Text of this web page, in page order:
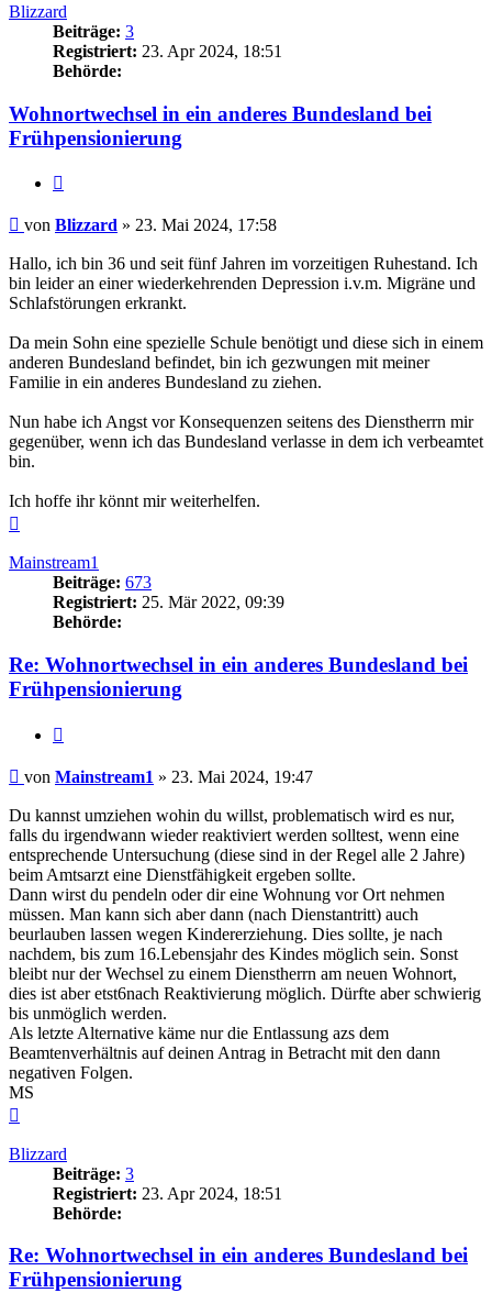
Blizzard
Beiträge: 3
Registriert: 23. Apr 2024, 18:51
Behörde:
Wohnortwechsel in ein anderes Bundesland bei
Frühpensionierung
Beitrag
von Blizzard » 23. Mai 2024, 17:58
Hallo, ich bin 36 und seit fünf Jahren im vorzeitigen Ruhestand. Ich
bin leider an einer wiederkehrenden Depression i.v.m. Migräne und
Schlafstörungen erkrankt.
Da mein Sohn eine spezielle Schule benötigt und diese sich in einem
anderen Bundesland befindet, bin ich gezwungen mit meiner
Familie in ein anderes Bundesland zu ziehen.
Nun habe ich Angst vor Konsequenzen seitens des Dienstherrn mir
gegenüber, wenn ich das Bundesland verlasse in dem ich verbeamtet
bin.
Ich hoffe ihr könnt mir weiterhelfen.
Mainstream1
Beiträge: 673
Registriert: 25. Mär 2022, 09:39
Behörde:
Re: Wohnortwechsel in ein anderes Bundesland bei
Frühpensionierung
Beitrag
von Mainstream1 » 23. Mai 2024, 19:47
Du kannst umziehen wohin du willst, problematisch wird es nur,
falls du irgendwann wieder reaktiviert werden solltest, wenn eine
entsprechende Untersuchung (diese sind in der Regel alle 2 Jahre)
beim Amtsarzt eine Dienstfähigkeit ergeben sollte.
Dann wirst du pendeln oder dir eine Wohnung vor Ort nehmen
müssen. Man kann sich aber dann (nach Dienstantritt) auch
beurlauben lassen wegen Kindererziehung. Dies sollte, je nach
nachdem, bis zum 16.Lebensjahr des Kindes möglich sein. Sonst
bleibt nur der Wechsel zu einem Dienstherrn am neuen Wohnort,
dies ist aber etst6nach Reaktivierung möglich. Dürfte aber schwierig
bis unmöglich werden.
Als letzte Alternative käme nur die Entlassung azs dem
Beamtenverhältnis auf deinen Antrag in Betracht mit den dann
negativen Folgen.
MS
Blizzard
Beiträge: 3
Registriert: 23. Apr 2024, 18:51
Behörde:
Re: Wohnortwechsel in ein anderes Bundesland bei
Frühpensionierung